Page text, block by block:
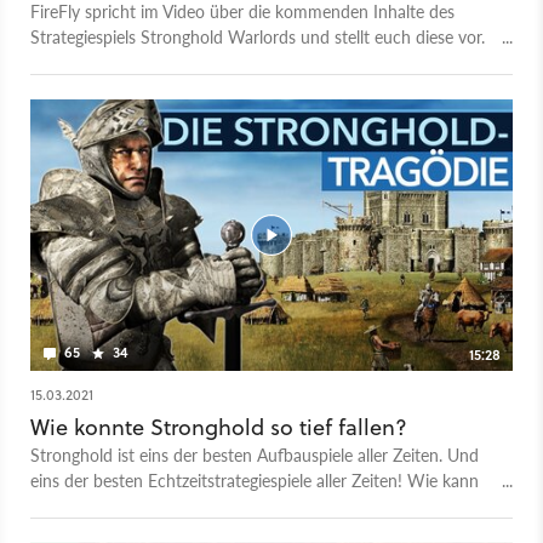
FireFly spricht im Video über die kommenden Inhalte des
Strategiespiels Stronghold Warlords und stellt euch diese vor.
Schwierigkeitsgrad und KI-Optimierungen sowie
Stabilitätsverbesserungen, mehr Maps und KI-Invasionen im
Free-Build-Modus. Darüber hinaus sind für den Sommer
größere Updates geplant. Dazu gehört mit Sun Tzu ein neuer
Charakter, der im Skirmish und Multiplayer verfügbar ist. Er
bringt neue Armeen, Taktiken und Burgen ins Spiel. Das
große »Skirmish Trail #1«-Update fügt ebenfalls im Sommer
zehn neue Singleplayer-Missionen, den Samurai Lancer als
weitere Einheit und zwei Warlords mit einzigartigen
Fähigkeiten hinzu. Das und mehr stellen euch die Entwickler
von Stronghold Warlords im Video vor.
65 34
15:28
15.03.2021
Wie konnte Stronghold so tief fallen?
Stronghold ist eins der besten Aufbauspiele aller Zeiten. Und
eins der besten Echtzeitstrategiespiele aller Zeiten! Wie kann